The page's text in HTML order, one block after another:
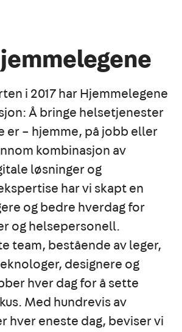
i 2017 har Hjemmelegene
Å bringe helsetjenester
er – hjemme, på jobb eller
kombinasjon av
løsninger og
har vi skapt en
og bedre hverdag for
og helsepersonell.
team, bestående av leger,
designere og
hver dag for å sette
Med hundrevis av
hver eneste dag, beviser vi